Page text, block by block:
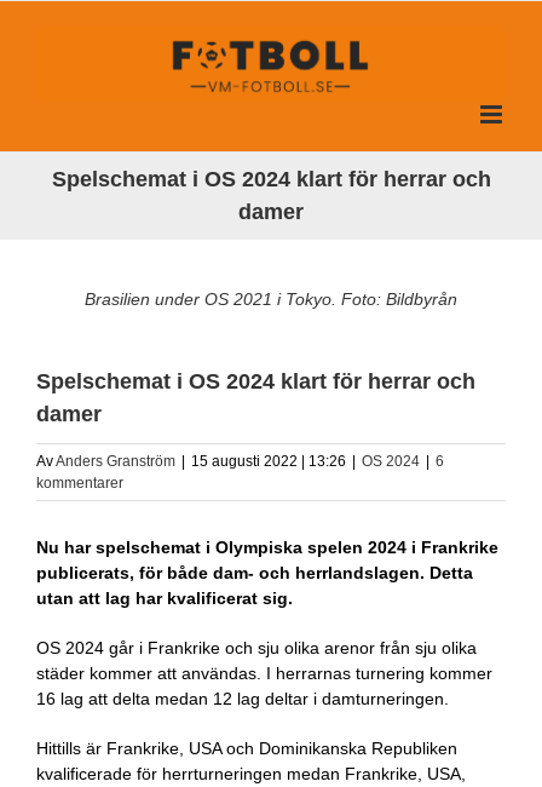
Spelschemat i OS 2024 klart för herrar och
damer
Brasilien under OS 2021 i Tokyo. Foto: Bildbyrån
Spelschemat i OS 2024 klart för herrar och
damer
AvAnders Granström | 15 augusti 2022 | 13:26 | OS 2024 | 6
kommentarer
Nu har spelschemat i Olympiska spelen 2024 i Frankrike
publicerats, för både dam- och herrlandslagen. Detta
utan att lag har kvalificerat sig.
OS 2024 går i Frankrike och sju olika arenor från sju olika
städer kommer att användas. I herrarnas turnering kommer
16 lag att delta medan 12 lag deltar i damturneringen.
Hittills är Frankrike, USA och Dominikanska Republiken
kvalificerade för herrturneringen medan Frankrike, USA,